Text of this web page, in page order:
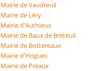
Mairie de Vaudreuil
Mairie de Léry
Mairie d'Authieux
Mairie de Baux de Breteuil
Mairie de Bottereaux
Mairie d'Hogues
Mairie de Préaux